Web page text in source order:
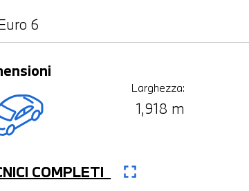
6
Larghezza:
1,918 m
COMPLETI fullscreen